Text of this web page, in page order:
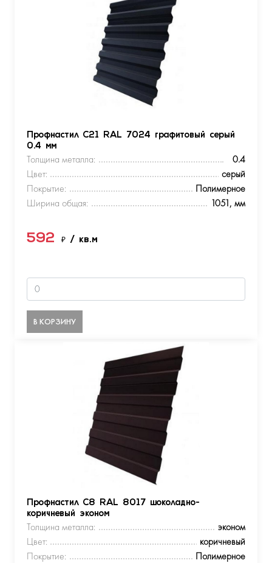
Профнастил С21 RAL 7024 графитовый серый
0.4 мм
Толщина металла:
0.4
Цвет:
серый
Покрытие:
Полимерное
Ширина общая:
1051, мм
592 ₽ / кв.м
В КОРЗИНУ
Профнастил С8 RAL 8017 шоколадно-
коричневый эконом
Толщина металла:
эконом
Цвет:
коричневый
Покрытие:
Полимерное